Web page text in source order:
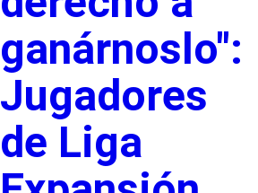
ganárnoslo":
Jugadores
de Liga